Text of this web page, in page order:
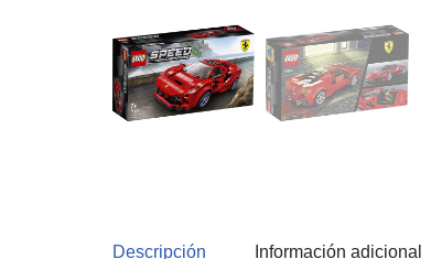
Descripción Información adicional